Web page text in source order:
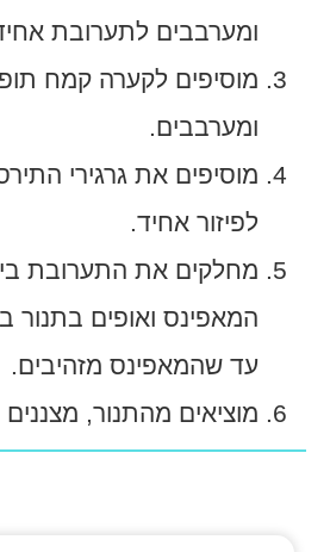
ומערבבים לתערובת
מוסיפים לקערה קמח
ומערבבים.
מוסיפים את גרגירי
לפיזור אחיד.
מחלקים את התערובת
עד שהמאפינס מזהיבים.
מוציאים מהתנור,